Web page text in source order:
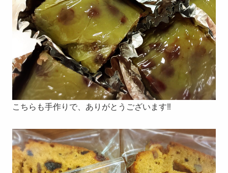
こちらも手作りで、ありがとうございます‼︎